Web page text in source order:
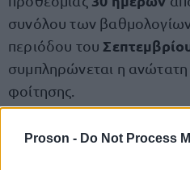
Proson - Do Not Process
συνόλου των βαθμολογίων
περιόδου του
συμπληρώνεται η ανώτατη
φοίτησης.
Οι εξαιρέσεις